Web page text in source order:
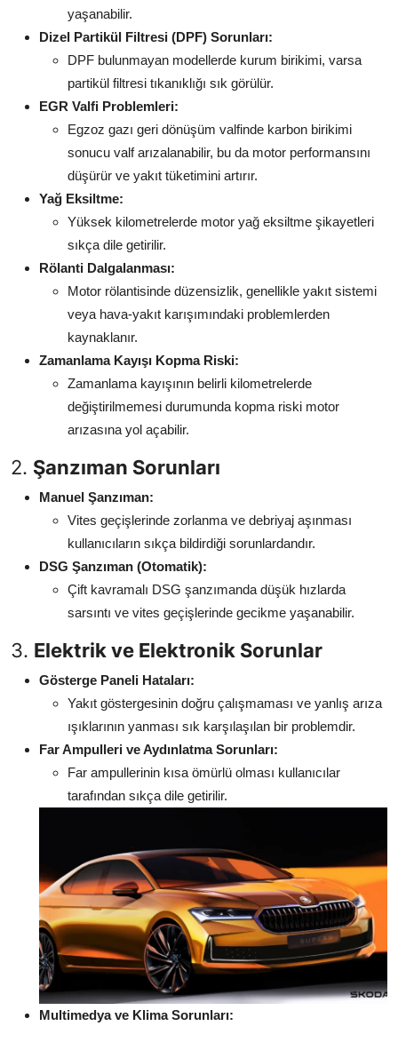
yaşanabilir.
Dizel Partikül Filtresi (DPF) Sorunları:
DPF bulunmayan modellerde kurum birikimi, varsa
partikül filtresi tıkanıklığı sık görülür.
EGR Valfi Problemleri:
Egzoz gazı geri dönüşüm valfinde karbon birikimi
sonucu valf arızalanabilir, bu da motor performansını
düşürür ve yakıt tüketimini artırır.
Yağ Eksiltme:
Yüksek kilometrelerde motor yağ eksiltme şikayetleri
sıkça dile getirilir.
Rölanti Dalgalanması:
Motor rölantisinde düzensizlik, genellikle yakıt sistemi
veya hava-yakıt karışımındaki problemlerden
kaynaklanır.
Zamanlama Kayışı Kopma Riski:
Zamanlama kayışının belirli kilometrelerde
değiştirilmemesi durumunda kopma riski motor
arızasına yol açabilir.
2. Şanzıman Sorunları
Manuel Şanzıman:
Vites geçişlerinde zorlanma ve debriyaj aşınması
kullanıcıların sıkça bildirdiği sorunlardandır.
DSG Şanzıman (Otomatik):
Çift kavramalı DSG şanzımanda düşük hızlarda
sarsıntı ve vites geçişlerinde gecikme yaşanabilir.
3. Elektrik ve Elektronik Sorunlar
Gösterge Paneli Hataları:
Yakıt göstergesinin doğru çalışmaması ve yanlış arıza
ışıklarının yanması sık karşılaşılan bir problemdir.
Far Ampulleri ve Aydınlatma Sorunları:
Far ampullerinin kısa ömürlü olması kullanıcılar
tarafından sıkça dile getirilir.
Multimedya ve Klima Sorunları: